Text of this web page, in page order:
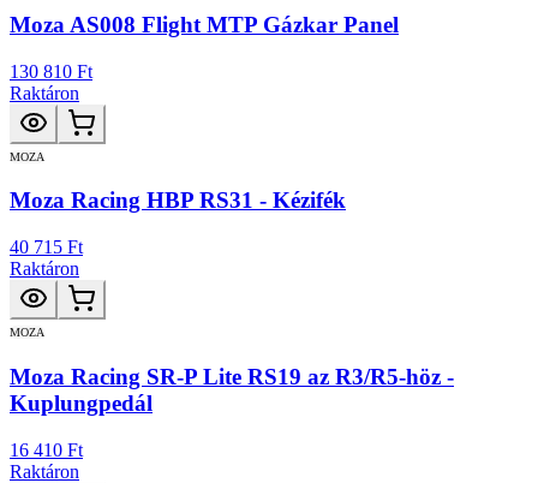
Moza AS008 Flight MTP Gázkar Panel
130 810 Ft
Raktáron
MOZA
Moza Racing HBP RS31 - Kézifék
40 715 Ft
Raktáron
MOZA
Moza Racing SR-P Lite RS19 az R3/R5-höz -
Kuplungpedál
16 410 Ft
Raktáron